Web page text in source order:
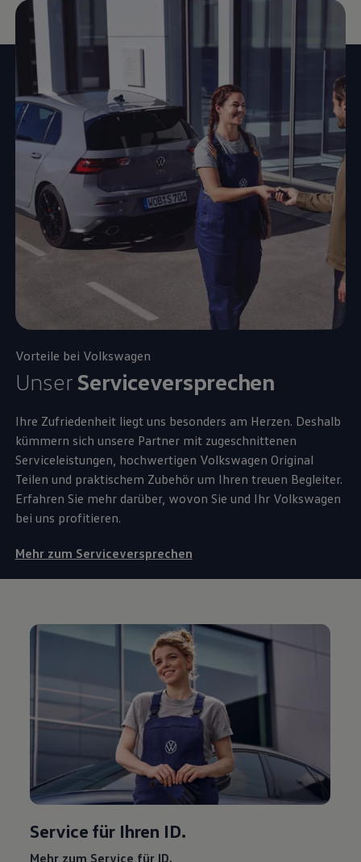
Vorteile bei Volkswagen
Unser Serviceversprechen
Ihre Zufriedenheit liegt uns besonders am Herzen. Deshalb
kümmern sich unsere Partner mit zugeschnittenen
Serviceleistungen, hochwertigen Volkswagen Original
Teilen und praktischem Zubehörum Ihren treuen Begleiter.
Erfahren Sie mehr darüber, wovon Sie und Ihr Volkswagen
bei uns profitieren.
Mehr zum Serviceversprechen
Service für Ihren ID.
Mehr zum Service für ID.